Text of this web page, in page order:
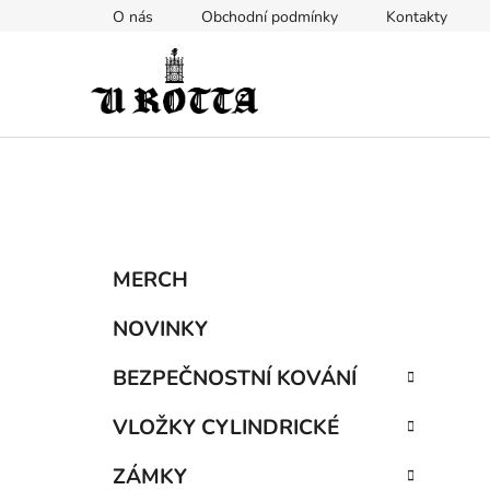
O nás Obchodní podmínky Kontakty
Přeskočit
kategorie
MERCH
NOVINKY
BEZPEČNOSTNÍ KOVÁNÍ
VLOŽKY CYLINDRICKÉ
ZÁMKY